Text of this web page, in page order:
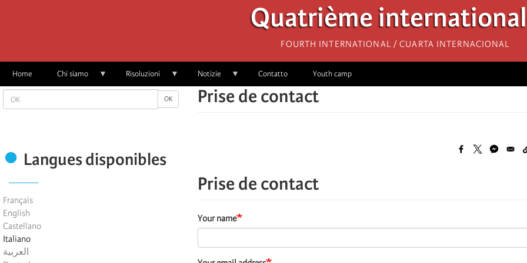
Quatrième
Fourth International / Cuarta Internacional
Home Chi siamo Risoluzioni Notizie Contatto Youth camp
OK OK
Langues disponibles
Français
English
Castellano
Italiano
العربية
Prise de contact
Prise de contact
Your name